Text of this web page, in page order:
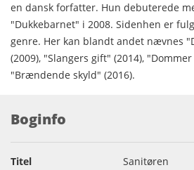
en dansk forfatter. Hun debuterede
"Dukkebarnet" i 2008. Sidenhen er
genre. Her kan blandt andet nævnes
(2009), "Slangers gift" (2014),
"Brændende skyld" (2016).
Boginfo
Titel
Sanitøren